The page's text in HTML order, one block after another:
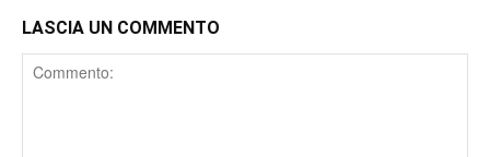
LASCIA UN COMMENTO
Comment